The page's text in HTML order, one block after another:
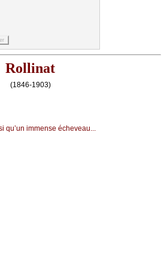
Rollinat
(1846-1903)
qu’un immеnsе éсhеvеаu...